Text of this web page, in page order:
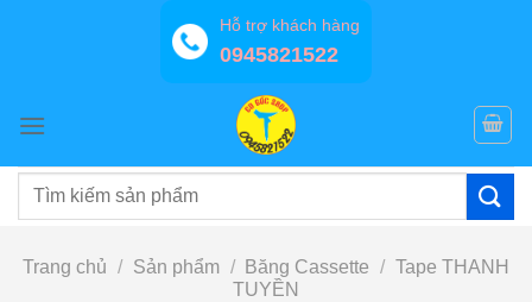
Hỗ trợ khách hàng
0945821522
Tìm
Trang chủ / Sản phẩm / Băng Cassette / Tape THANH
TUYỀN